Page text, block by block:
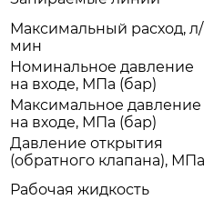
Максимальный расход, л/
мин
Номинальное давление
на входе, МПа (бар)
Максимальное давление
на входе, МПа (бар)
Давление открытия
(обратного клапана), МПа
Рабочая жидкость